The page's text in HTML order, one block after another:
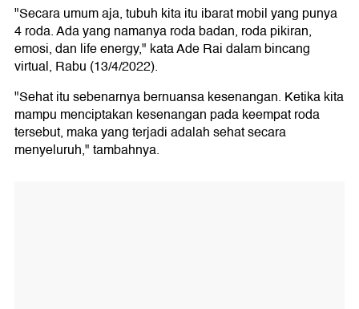
"Secara umum aja, tubuh kita itu ibarat mobil yang punya
4 roda. Ada yang namanya roda badan, roda pikiran,
emosi, dan life energy," kata Ade Rai dalam bincang
virtual, Rabu (13/4/2022).
"Sehat itu sebenarnya bernuansa kesenangan. Ketika kita
mampu menciptakan kesenangan pada keempat roda
tersebut, maka yang terjadi adalah sehat secara
menyeluruh," tambahnya.